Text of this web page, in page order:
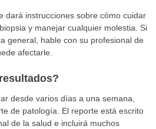
dará instrucciones sobre cómo cuidar
y manejar cualquier molestia. Si
general, hable con su profesional de
afectarle.
desde varios días a una semana,
de patología. El reporte está escrito
de la salud e incluirá muchos